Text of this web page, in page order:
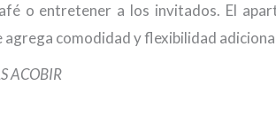
o entretener a los invitados. El
agrega comodidad y flexibilidad
ACOBIR